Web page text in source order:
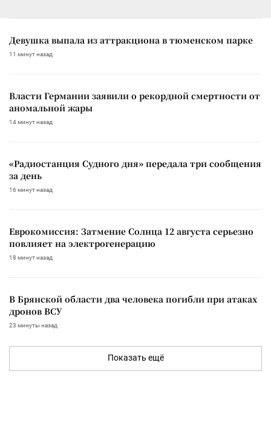
Девушка выпала из аттракциона в тюменском парке
11 минут назад
Власти Германии заявили о рекордной смертности от
аномальной жары
14 минут назад
«Радиостанция Судного дня» передала три сообщения
за день
16 минут назад
Еврокомиссия: Затмение Солнца 12 августа серьезно
повлияет на электрогенерацию
18 минут назад
В Брянской области два человека погибли при атаках
дронов ВСУ
23 минуты назад
Показать ещё